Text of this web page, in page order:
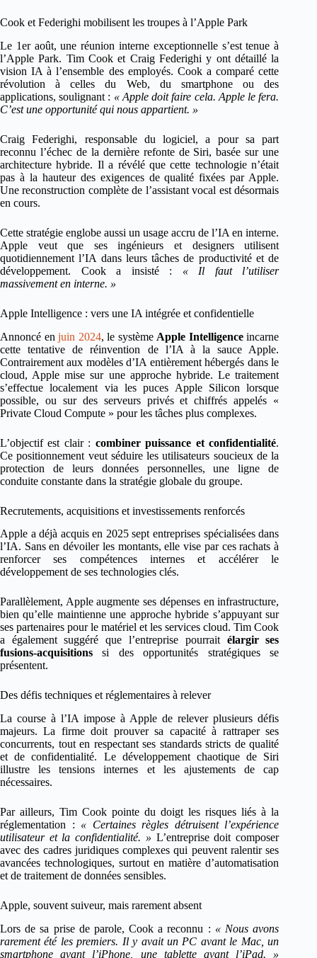
Cook et Federighi mobilisent les troupes à l’Apple Park
Le 1er août, une réunion interne exceptionnelle s’est tenue à
l’Apple Park. Tim Cook et Craig Federighi y ont détaillé la
vision IA à l’ensemble des employés. Cook a comparé cette
révolution à celles du Web, du smartphone ou des
applications, soulignant : « Apple doit faire cela. Apple le fera.
C’est une opportunité qui nous appartient. »
Craig Federighi, responsable du logiciel, a pour sa part
reconnu l’échec de la dernière refonte de Siri, basée sur une
architecture hybride. Il a révélé que cette technologie n’était
pas à la hauteur des exigences de qualité fixées par Apple.
Une reconstruction complète de l’assistant vocal est désormais
en cours.
Cette stratégie englobe aussi un usage accru de l’IA en interne.
Apple veut que ses ingénieurs et designers utilisent
quotidiennement l’IA dans leurs tâches de productivité et de
développement. Cook a insisté : « Il faut l’utiliser
massivement en interne. »
Apple Intelligence : vers une IA intégrée et confidentielle
Annoncé enjuin 2024, le système Apple Intelligenceincarne
cette tentative de réinvention de l’IA à la sauce Apple.
Contrairement aux modèles d’IA entièrement hébergés dans le
cloud, Apple mise sur une approche hybride. Le traitement
s’effectue localement via les puces Apple Silicon lorsque
possible, ou sur des serveurs privés et chiffrés appelés «
Private Cloud Compute » pour les tâches plus complexes.
L’objectif est clair : combiner puissance et confidentialité.
Ce positionnement veut séduire les utilisateurs soucieux de la
protection de leurs données personnelles, une ligne de
conduite constante dans la stratégie globale du groupe.
Recrutements, acquisitions et investissements renforcés
Apple a déjà acquis en 2025 sept entreprises spécialisées dans
l’IA. Sans en dévoiler les montants, elle vise par ces rachats à
renforcer ses compétences internes et accélérer le
développement de ses technologies clés.
Parallèlement, Apple augmente ses dépenses en infrastructure,
bien qu’elle maintienne une approche hybride s’appuyant sur
ses partenaires pour le matériel et les services cloud. Tim Cook
a également suggéré que l’entreprise pourrait élargir ses
fusions-acquisitions si des opportunités stratégiques se
présentent.
Des défis techniques et réglementaires à relever
La course à l’IA impose à Apple de relever plusieurs défis
majeurs. La firme doit prouver sa capacité à rattraper ses
concurrents, tout en respectant ses standards stricts de qualité
et de confidentialité. Le développement chaotique de Siri
illustre les tensions internes et les ajustements de cap
nécessaires.
Par ailleurs, Tim Cook pointe du doigt les risques liés à la
réglementation : « Certaines règles détruisent l’expérience
utilisateur et la confidentialité. » L’entreprise doit composer
avec des cadres juridiques complexes qui peuvent ralentir ses
avancées technologiques, surtout en matière d’automatisation
et de traitement de données sensibles.
Apple, souvent suiveur, mais rarement absent
Lors de sa prise de parole, Cook a reconnu : « Nous avons
rarement été les premiers. Il y avait un PC avant le Mac, un
smartphone avant l’iPhone, une tablette avant l’iPad. »